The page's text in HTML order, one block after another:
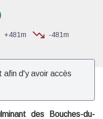
+481m
-481m
afin d'y avoir accès
des Bouches-du-